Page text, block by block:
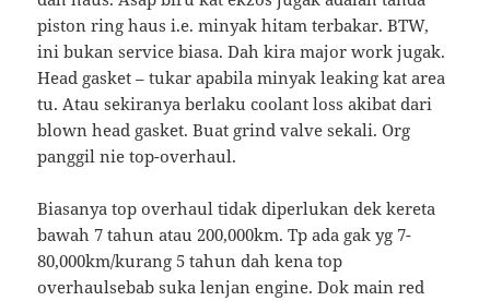
piston ring haus i.e. minyak hitam terbakar. BTW,
ini bukan service biasa. Dah kira major work jugak.
Head gasket – tukar apabila minyak leaking kat area
tu. Atau sekiranya berlaku coolant loss akibat dari
blown head gasket. Buat grind valve sekali. Org
panggil nie top-overhaul.
Biasanya top overhaul tidak diperlukan dek kereta
bawah 7 tahun atau 200,000km. Tp ada gak yg 7-
80,000km/kurang 5 tahun dah kena top
overhaulsebab suka lenjan engine. Dok main red